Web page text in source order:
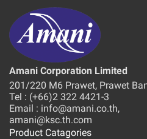
Amani Corporation Limited
201/220 M6 Prawet, Prawet
Tel : (+66)2 322 4421-3
Email : info@amani.co.th,
amani@ksc.th.com
Product Catagories